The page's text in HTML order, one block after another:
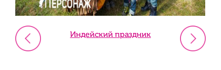
Индейский праздник